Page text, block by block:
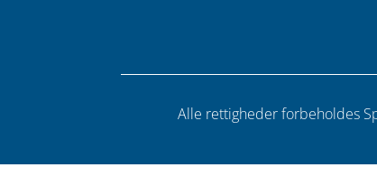
Alle rettigheder forbeholdes